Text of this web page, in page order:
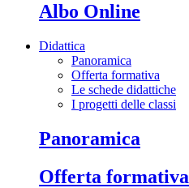
Albo Online
Didattica
Panoramica
Offerta formativa
Le schede didattiche
I progetti delle classi
Panoramica
Offerta formativa